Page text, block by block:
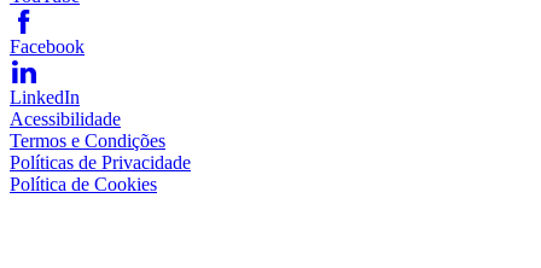
Facebook
LinkedIn
Acessibilidade
Termos e Condições
Políticas de Privacidade
Política de Cookies